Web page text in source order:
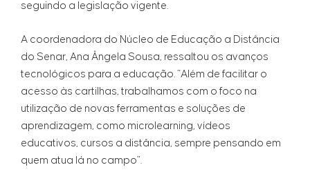
seguindo a legislação vigente.
A coordenadora do Núcleo de Educação a Distância
do Senar, Ana Ângela Sousa, ressaltou os avanços
tecnológicos para a educação. “Além de facilitar o
acesso às cartilhas, trabalhamos com o foco na
utilização de novas ferramentas e soluções de
aprendizagem, como microlearning, vídeos
educativos, cursos a distância, sempre pensando em
quem atua lá no campo”.